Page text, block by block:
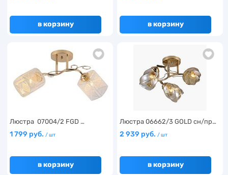
в корзину в корзину
Люстра 07004/2 FGD …
1 799 руб. / шт
в корзину
Люстра 06662/3 GOLD сн/пр…
2 939 руб. / шт
в корзину